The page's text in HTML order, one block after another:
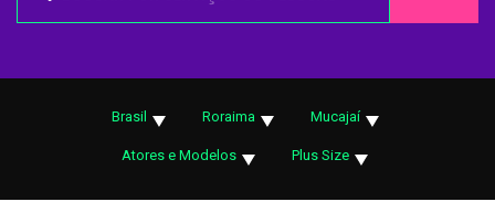
Brasil Roraima Mucajaí
Atores e Modelos Plus Size